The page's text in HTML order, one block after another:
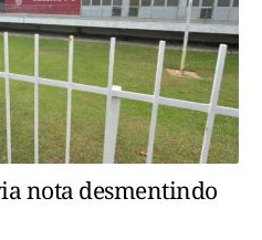
nota desmentindo